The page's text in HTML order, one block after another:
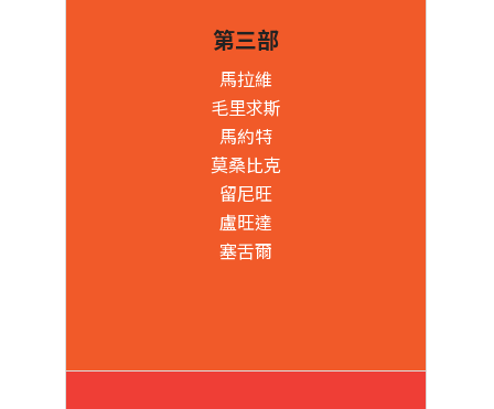
第三部
馬拉維
毛里求斯
馬約特
莫桑比克
留尼旺
盧旺達
塞舌爾